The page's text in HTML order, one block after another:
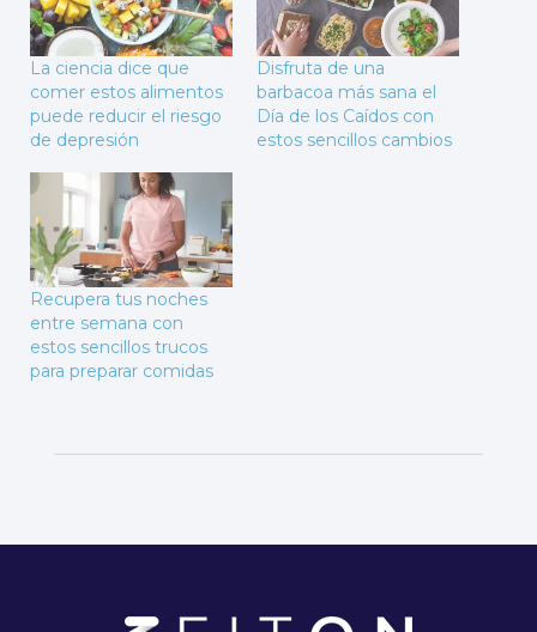
La ciencia dice que
comer estos alimentos
puede reducir el riesgo
de depresión
Disfruta de una
barbacoa más sana el
Día de los Caídos con
estos sencillos cambios
Recupera tus noches
entre semana con
estos sencillos trucos
para preparar comidas